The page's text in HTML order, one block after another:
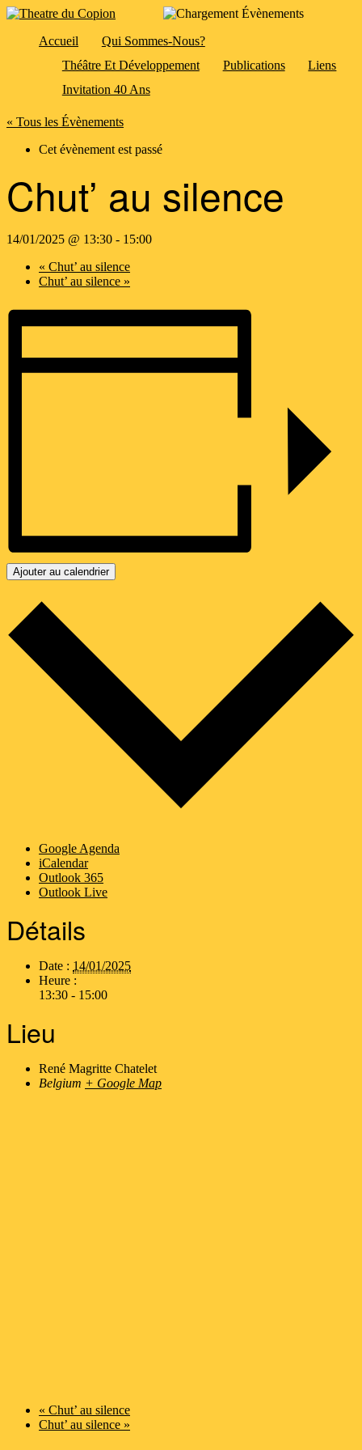
Accueil
Qui Sommes-Nous?
Théâtre Et Développement
Publications
Liens
Invitation 40 Ans
« Tous les Évènements
Cet évènement est passé
Chut’ au silence
14/01/2025 @ 13:30 - 15:00
« Chut’ au silence
Chut’ au silence »
Ajouter au calendrier
Google Agenda
iCalendar
Outlook 365
Outlook Live
Détails
Date : 14/01/2025
Heure :
13:30 - 15:00
Lieu
René Magritte Chatelet
Belgium + Google Map
« Chut’ au silence
Chut’ au silence »